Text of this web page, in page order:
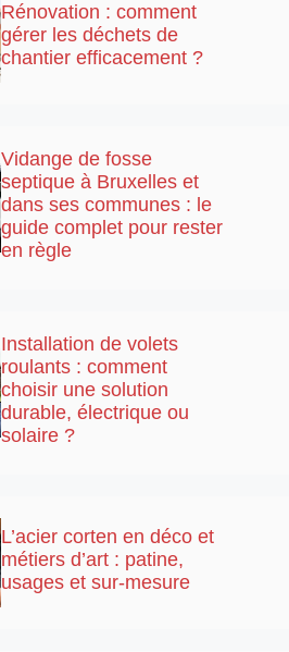
Rénovation : comment
gérer les déchets de
chantier efficacement ?
Vidange de fosse
septique à Bruxelles et
dans ses communes : le
guide complet pour rester
en règle
Installation de volets
roulants : comment
choisir une solution
durable, électrique ou
solaire ?
L’acier corten en déco et
métiers d’art : patine,
usages et sur-mesure